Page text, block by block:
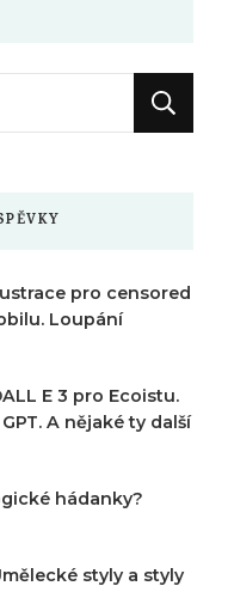
pro censored
Loupání
E 3 pro Ecoistu.
A nějaké ty další
hádanky?
styly a styly